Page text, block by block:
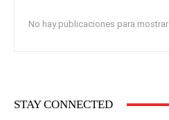
No hay publicaciones para mostrar
STAY CONNECTED